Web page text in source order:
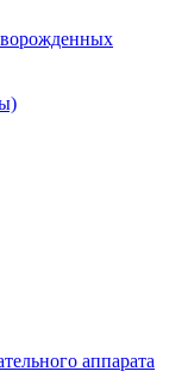
аппарата